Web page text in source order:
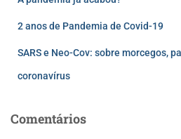
2 anos de Pandemia de Covid-19
SARS e Neo-Cov: sobre morcegos,
coronavírus
Comentários